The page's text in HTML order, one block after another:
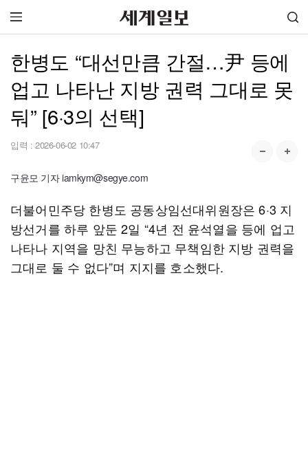
한병도 “대선만큼 간절…尹 등에
업고 나타난 지방 권력 그대로 못
둬” [6·3의 선택]
입력 : 2026-06-02 10:47
구윤모 기자 iamkym@segye.com
더불어민주당 한병도 공동상임선대위원장은 6·3 지
방선거를 하루 앞둔 2일 “4년 전 윤석열을 등에 업고
나타나 지역을 망친 무능하고 무책임한 지방 권력을
그대로 둘 수 없다”며 지지를 호소했다.